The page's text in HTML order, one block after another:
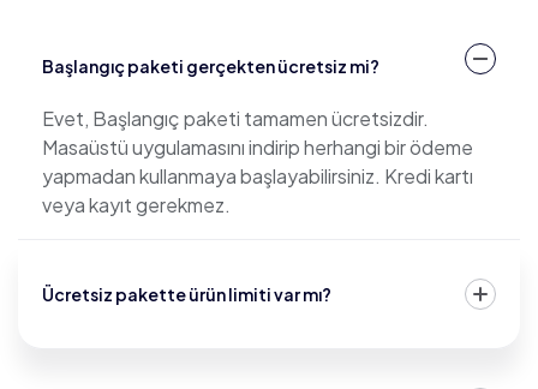
Başlangıç paketi gerçekten ücretsiz mi?
Evet, Başlangıç paketi tamamen ücretsizdir.
Masaüstü uygulamasını indirip herhangi bir ödeme
yapmadan kullanmaya başlayabilirsiniz. Kredi kartı
veya kayıt gerekmez.
Ücretsiz pakette ürün limiti var mı?